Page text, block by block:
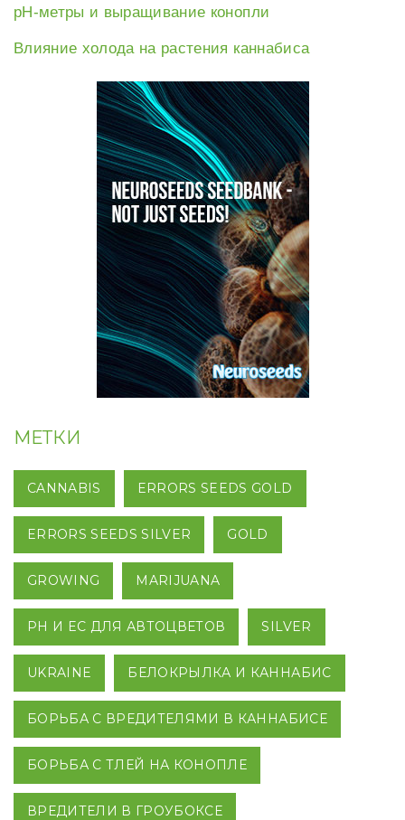
рН-метры и выращивание конопли
Влияние холода на растения каннабиса
МЕТКИ
CANNABIS ERRORS SEEDS GOLD
ERRORS SEEDS SILVER GOLD
GROWING MARIJUANA
PH И EC ДЛЯ АВТОЦВЕТОВ SILVER
UKRAINE БЕЛОКРЫЛКА И КАННАБИС
БОРЬБА С ВРЕДИТЕЛЯМИ В КАННАБИСЕ
БОРЬБА С ТЛЕЙ НА КОНОПЛЕ
ВРЕДИТЕЛИ В ГРОУБОКСЕ